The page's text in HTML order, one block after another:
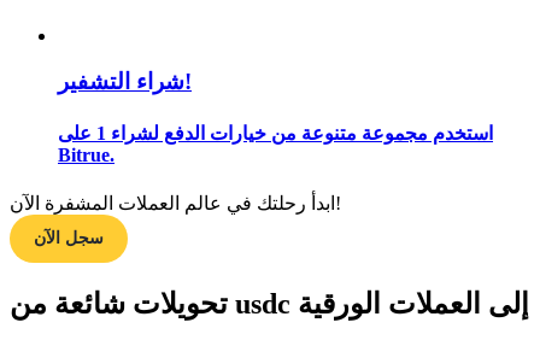
دليل المبتدئين للعقود الآجلة
استراتيجيات التداول
شراء التشفير!
استخدم مجموعة متنوعة من خيارات الدفع لشراء 1 على
Bitrue.
ابدأ رحلتك في عالم العملات المشفرة الآن!
سجل الآن
تحويلات شائعة من usdc إلى العملات الورقية